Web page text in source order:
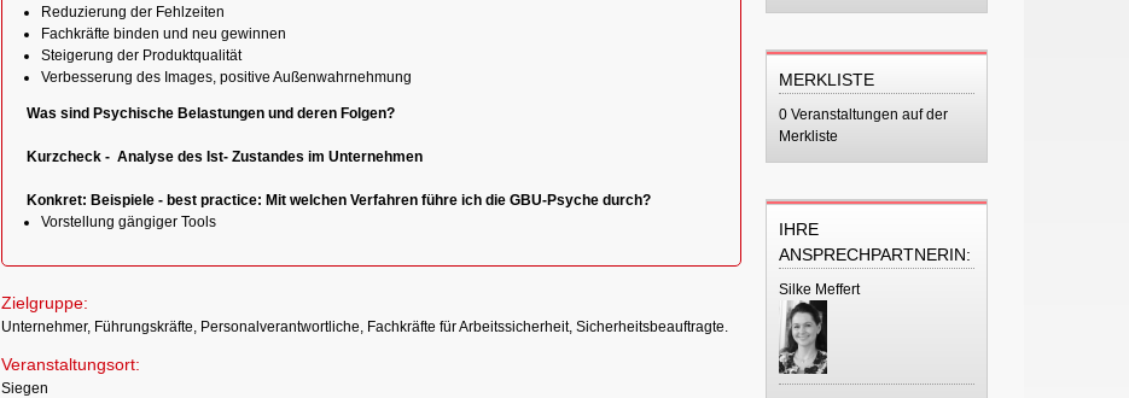
Reduzierung der Fehlzeiten
Fachkräfte binden und neu gewinnen
Steigerung der Produktqualität
Verbesserung des Images, positive Außenwahrnehmung
Was sind Psychische Belastungen und deren Folgen?
Kurzcheck - Analyse des Ist- Zustandes im Unternehmen
Konkret: Beispiele - best practice: Mit welchen Verfahren führe ich die GBU-Psyche durch?
Vorstellung gängiger Tools
Zielgruppe:
Unternehmer, Führungskräfte, Personalverantwortliche, Fachkräfte für Arbeitssicherheit, Sicherheitsbeauftragte.
Veranstaltungsort:
Siegen
MERKLISTE
0 Veranstaltungen auf der
Merkliste
IHRE
ANSPRECHPARTNERIN:
Silke Meffert